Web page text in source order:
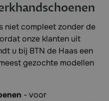
niet compleet zonder de
onze klanten uit
u bij BTN de Haas een
gezochte modellen
- voor